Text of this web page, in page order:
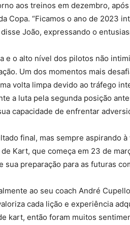
aos treinos em dezembro,
Copa. “Ficamos o ano de 2023
disse João, expressando o
e o alto nível dos pilotos não
Um dos momentos mais
volta limpa devido ao tráfego
a luta pela segunda posição
capacidade de enfrentar
final, mas sempre aspirando
Kart, que começa em 23 de
sua preparação para as futuras
ao seu coach André
cada lição e experiência
kart, então foram muitos